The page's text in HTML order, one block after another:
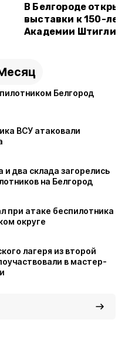
В Белгороде
выставки к 150-
Академии
Белгород
ВСУ атаковали
два склада загорелись
на Белгород
при атаке беспилотника
округе
лагеря из второй
в мастер-